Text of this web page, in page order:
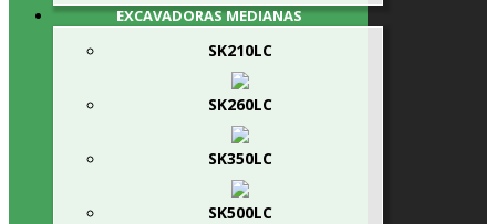
EXCAVADORAS MEDIANAS
SK210LC
SK260LC
SK350LC
SK500LC